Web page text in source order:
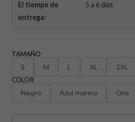
El tiempo de
entrega:
5 a 6 días
TAMAÑO
S M L XL 2XL
COLOR
Negro Azul marino Gris